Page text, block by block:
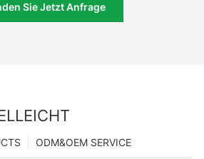
Sie Jetzt Anfrage
ODM&OEM SERVICE